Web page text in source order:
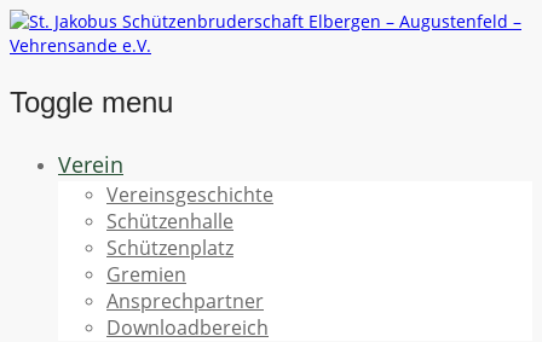
Toggle menu
Skip
Verein
Vereinsgeschichte
Schützenhalle
Schützenplatz
Gremien
Ansprechpartner
Downloadbereich